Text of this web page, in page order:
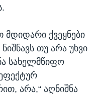
მდიდარი ქვეყნები
თუ არა უხვი
სახელმწიფო
არა,“ აღნიშნა